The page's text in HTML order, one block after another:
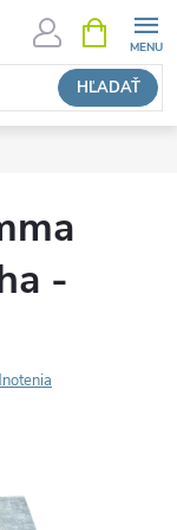
HĽADAŤ
KOŠÍK
-